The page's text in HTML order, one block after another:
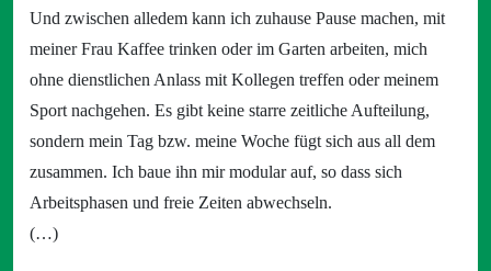
Und zwischen alledem kann ich zuhause Pause machen, mit
meiner Frau Kaffee trinken oder im Garten arbeiten, mich
ohne dienstlichen Anlass mit Kollegen treffen oder meinem
Sport nachgehen. Es gibt keine starre zeitliche Aufteilung,
sondern mein Tag bzw. meine Woche fügt sich aus all dem
zusammen. Ich baue ihn mir modular auf, so dass sich
Arbeitsphasen und freie Zeiten abwechseln.
(…)